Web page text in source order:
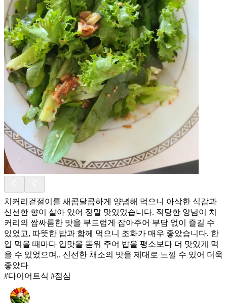
치커리겉절이를 새콤달콤하게 양념해 먹으니 아삭한 식감과
신선한 향이 살아 있어 정말 맛있었습니다. 적당한 양념이 치
커리의 쌉싸름한 맛을 부드럽게 잡아주어 부담 없이 즐길 수
있었고, 따뜻한 밥과 함께 먹으니 조화가 매우 좋았습니다. 한
입 먹을 때마다 입맛을 돋워 주어 밥을 평소보다 더 맛있게 먹
을 수 있었으며,. 신선한 채소의 맛을 제대로 느낄 수 있어 더욱
좋았다
#다이어트식 #점심